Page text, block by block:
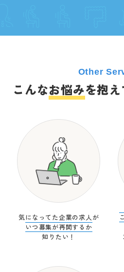
Other
こんなお悩みを抱え
気になってた企業の求人が
いつ募集が再開するか
知りたい！